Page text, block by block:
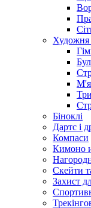
Художня
Біноклі
Дартс і
Компаси
Кимоно
Скейти
Захист